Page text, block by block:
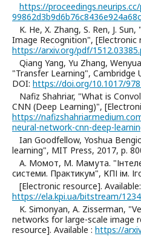
https://
K. He, X. Zhang, S. Ren, J.
Image Recognition", [Electronic
https://arxiv.org/pdf/
Qiang Yang, Yu Zhang,
"Transfer Learning", Cambridge
DOI: https://doi.org/10.1017/
Nafiz Shahriar, "What is
CNN (Deep Learning)",
https://
neural-network-cnn-deep-
Ian Goodfellow, Yoshua
learning", MIT Press, 2017, p.
А. Момот, М. Мамута.
системи. Практикум", КПІ ім.
[Electronic resource]. Available:
https://ela.kpi.ua/bitstream/
K. Simonyan, A. Zisserman,
networks for large-scale image
resource]. Available : https://